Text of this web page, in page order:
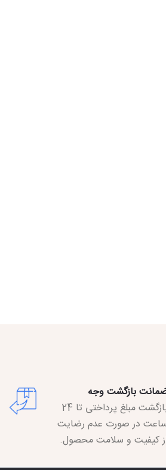
بازگشت وجه
بازگشت مبلغ پرداختی تا 24
در صورت عدم رضایت
کیفیت و سلامت محصول.